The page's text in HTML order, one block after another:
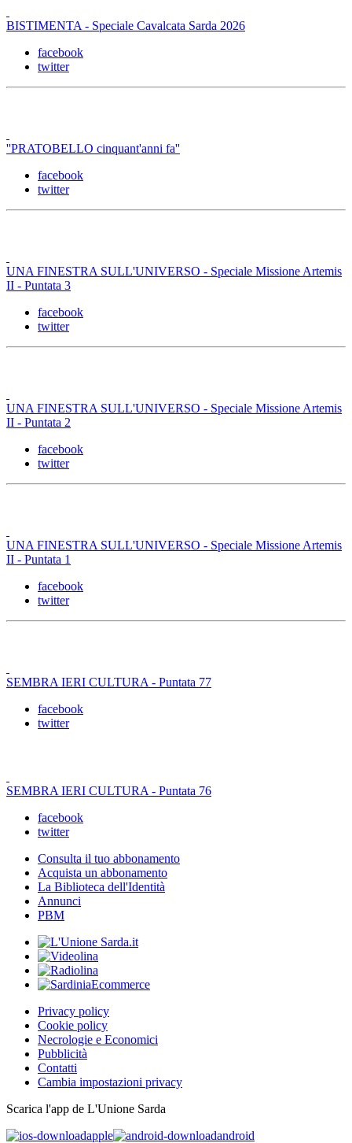
BISTIMENTA - Speciale Cavalcata Sarda 2026
facebook
twitter
''PRATOBELLO cinquant'anni fa''
facebook
twitter
UNA FINESTRA SULL'UNIVERSO - Speciale Missione Artemis
II - Puntata 3
facebook
twitter
UNA FINESTRA SULL'UNIVERSO - Speciale Missione Artemis
II - Puntata 2
facebook
twitter
UNA FINESTRA SULL'UNIVERSO - Speciale Missione Artemis
II - Puntata 1
facebook
twitter
SEMBRA IERI CULTURA - Puntata 77
facebook
twitter
SEMBRA IERI CULTURA - Puntata 76
facebook
twitter
Consulta il tuo abbonamento
Acquista un abbonamento
La Biblioteca dell'Identità
Annunci
PBM
Privacy policy
Cookie policy
Necrologie e Economici
Pubblicità
Contatti
Cambia impostazioni privacy
Scarica l'app de L'Unione Sarda
apple
android